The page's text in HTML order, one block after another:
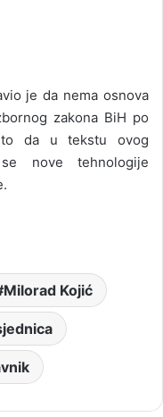
je da nema osnova
zakona BiH po
da u tekstu ovog
nove tehnologije
Milorad Kojić